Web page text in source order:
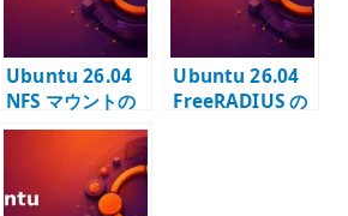
Ubuntu 26.04
NFS マウントの
基本 – nfs-
common と
fstab / autofs
の使い分け
Ubuntu 26.04
FreeRADIUS の